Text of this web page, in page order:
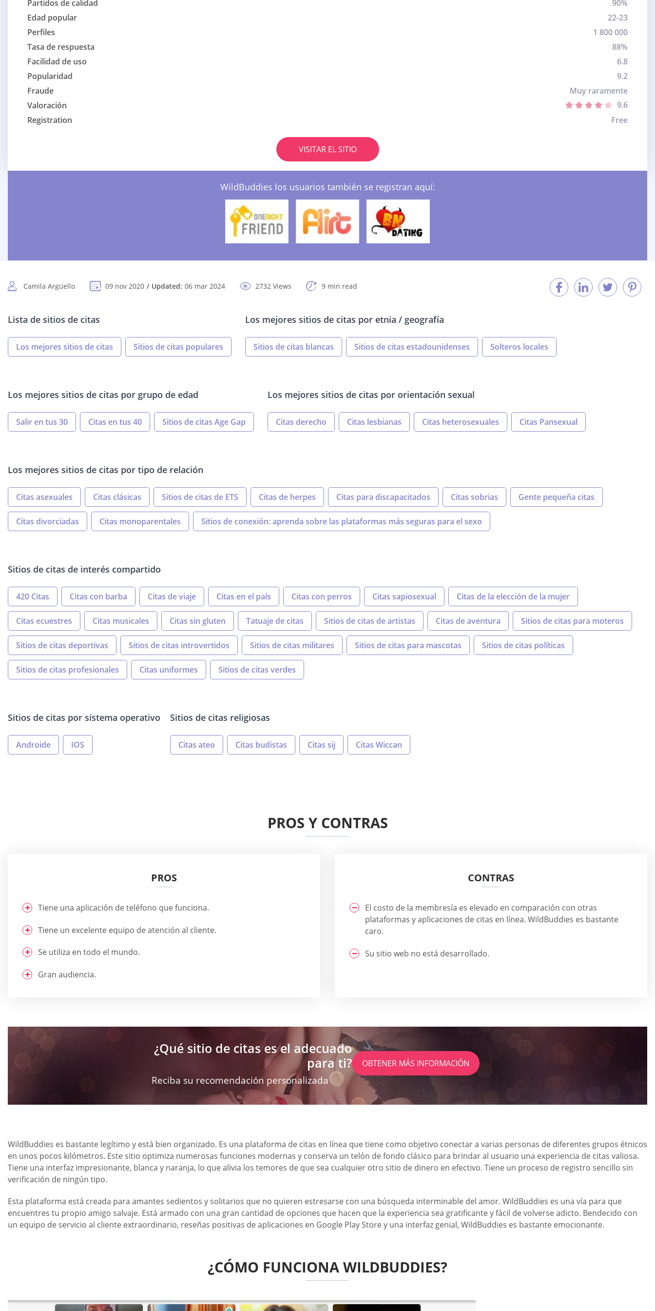
Partidos de calidad
90%
Edad popular
22-23
Perfiles
1 800 000
Tasa de respuesta
88%
Facilidad de uso
6.8
Popularidad
9.2
Fraude
Muy raramente
Valoración
9.6
Registration
Free
VISITAR EL SITIO
WildBuddies los usuarios también se registran aquí:
Camila Argüello 09 nov 2020 Updated: 06 mar 2024 2732 Views 9 min read
Lista de sitios de citas
Los mejores sitios de citas Sitios de citas populares
Los mejores sitios de citas por etnia / geografía
Sitios de citas blancas Sitios de citas estadounidenses Solteros locales
Los mejores sitios de citas por grupo de edad
Salir en tus 30 Citas en tus 40 Sitios de citas Age Gap
Los mejores sitios de citas por orientación sexual
Citas derecho Citas lesbianas Citas heterosexuales Citas Pansexual
Los mejores sitios de citas por tipo de relación
Citas asexuales Citas clásicas Sitios de citas de ETS Citas de herpes Citas para discapacitados Citas sobrias Gente pequeña citas
Citas divorciadas Citas monoparentales Sitios de conexión: aprenda sobre las plataformas más seguras para el sexo
Sitios de citas de interés compartido
420 Citas Citas con barba Citas de viaje Citas en el país Citas con perros Citas sapiosexual Citas de la elección de la mujer
Citas ecuestres Citas musicales Citas sin gluten Tatuaje de citas Sitios de citas de artistas Citas de aventura Sitios de citas para moteros
Sitios de citas deportivas Sitios de citas introvertidos Sitios de citas militares Sitios de citas para mascotas Sitios de citas políticas
Sitios de citas profesionales Citas uniformes Sitios de citas verdes
Sitios de citas por sistema operativo
Androide IOS
Sitios de citas religiosas
Citas ateo Citas budistas Citas sij Citas Wiccan
PROS Y CONTRAS
PROS
Tiene una aplicación de teléfono que funciona.
Tiene un excelente equipo de atención al cliente.
Se utiliza en todo el mundo.
Gran audiencia.
CONTRAS
El costo de la membresía es elevado en comparación con otras
plataformas y aplicaciones de citas en línea. WildBuddies es bastante
caro.
Su sitio web no está desarrollado.
¿Qué sitio de citas es el adecuado
para ti?
Reciba su recomendación personalizada
OBTENER MÁS INFORMACIÓN
WildBuddies es bastante legítimo y está bien organizado. Es una plataforma de citas en línea que tiene como objetivo conectar a varias personas de diferentes grupos étnicos
en unos pocos kilómetros. Este sitio optimiza numerosas funciones modernas y conserva un telón de fondo clásico para brindar al usuario una experiencia de citas valiosa.
Tiene una interfaz impresionante, blanca y naranja, lo que alivia los temores de que sea cualquier otro sitio de dinero en efectivo. Tiene un proceso de registro sencillo sin
verificación de ningún tipo.
Esta plataforma está creada para amantes sedientos y solitarios que no quieren estresarse con una búsqueda interminable del amor. WildBuddies es una vía para que
encuentres tu propio amigo salvaje. Está armado con una gran cantidad de opciones que hacen que la experiencia sea gratificante y fácil de volverse adicto. Bendecido con
un equipo de servicio al cliente extraordinario, reseñas positivas de aplicaciones en Google Play Store y una interfaz genial, WildBuddies es bastante emocionante.
¿CÓMO FUNCIONA WILDBUDDIES?